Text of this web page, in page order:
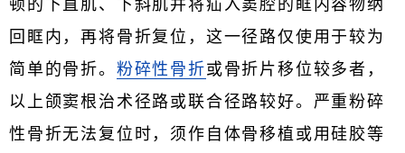
顿的下直肌、下斜肌并将疝入窦腔的眶内容物纳
回眶内，再将骨折复位，这一径路仅使用于较为
简单的骨折。 粉碎性骨折或骨折片移位较多者，
以上颌窦根治术径路或联合径路较好。严重粉碎
性骨折无法复位时，须作自体骨移植或用硅胶等